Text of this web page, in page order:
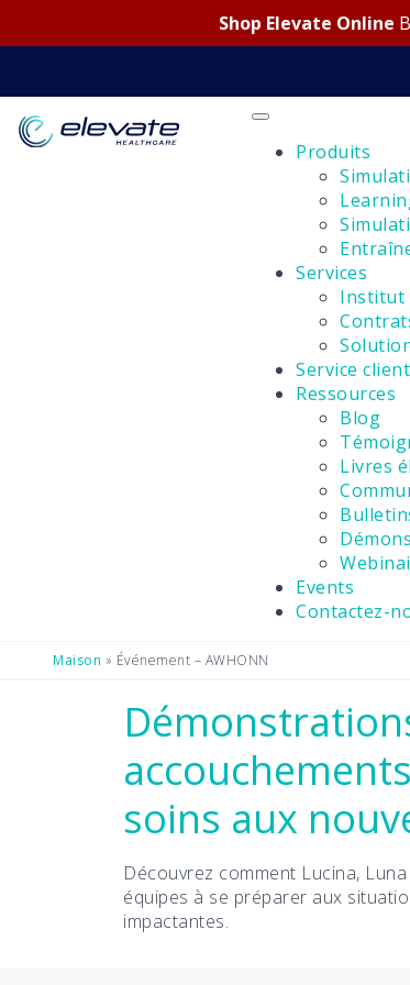
Shop Elevate Online
Produits
Services
Institut
Service client
Ressources
Blog
Livres
Events
Contactez-
Maison » Événement – AWHONN
soins aux
Découvrez comment Lucina,
équipes à se préparer aux
impactantes.